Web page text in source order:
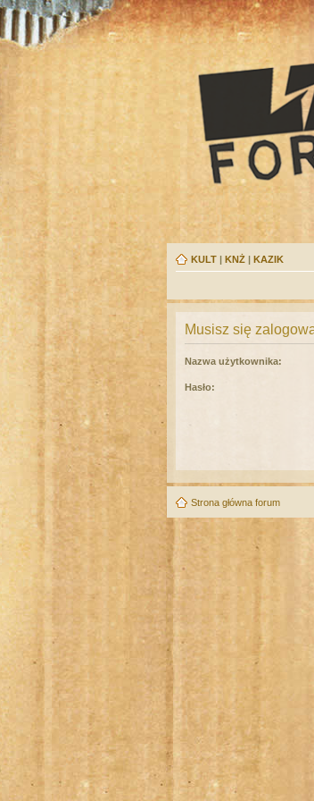
KULT | KNŻ | KAZIK
Musisz się
Nazwa użytkownika:
Hasło:
Strona główna forum